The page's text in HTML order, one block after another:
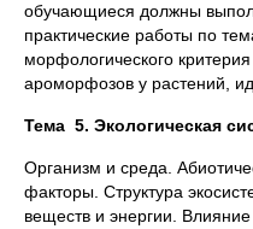
обучающиеся должны
практические работы по
морфологического
ароморфозов у растений,
Тема 5. Экологическая
Организм и среда.
факторы. Структура
веществ и энергии.